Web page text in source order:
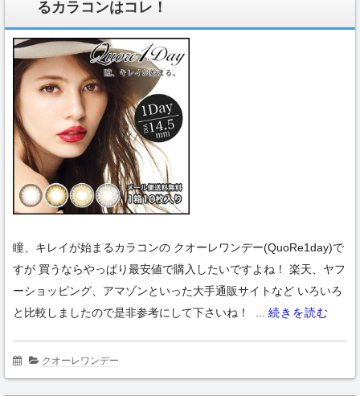
るカラコンはコレ！
瞳、キレイが始まるカラコンの クオーレワンデー(QuoRe1day)で
すが 買うならやっぱり最安値で購入したいですよね！ 楽天、ヤフ
ーショッピング、アマゾンといった大手通販サイトなど いろいろ
と比較しましたので是非参考にして下さいね！ ... 続きを読む
クオーレワンデー